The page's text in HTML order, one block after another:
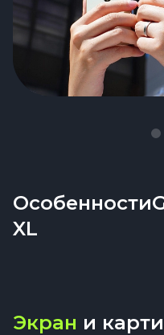
XL
Экран и